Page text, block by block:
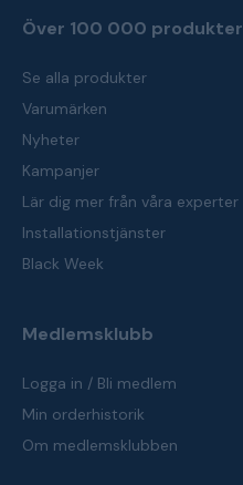
Över 100 000 produkter
Se alla produkter
Varumärken
Nyheter
Kampanjer
Lär dig mer från våra experter
Installationstjänster
Black Week
Medlemsklubb
Logga in / Bli medlem
Min orderhistorik
Om medlemsklubben